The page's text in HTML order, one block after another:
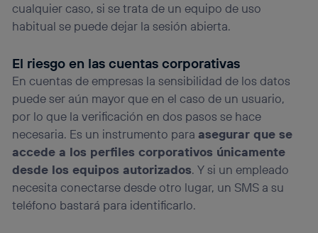
cualquier caso, si se trata de un equipo de uso
habitual se puede dejar la sesión abierta.
El riesgo en las cuentas corporativas
En cuentas de empresas la sensibilidad de los datos
puede ser aún mayor que en el caso de un usuario,
por lo que la verificación en dos pasos se hace
necesaria. Es un instrumento paraasegurar que se
accede a los perfiles corporativos únicamente
desde los equipos autorizados. Y si un empleado
necesita conectarse desde otro lugar, un SMS a su
teléfono bastará para identificarlo.